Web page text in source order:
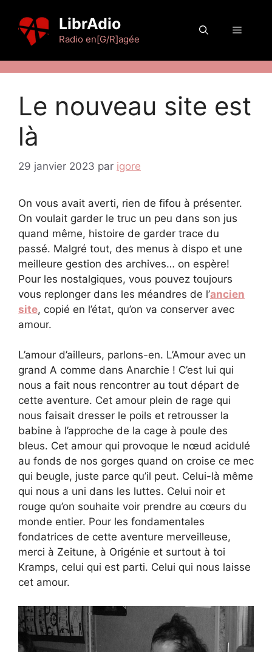
contenu
LibrAdio
Radio en[G/R]agée
Menu
Le nouveau site est
là
29 janvier 2023 par igore
On vous avait averti, rien de fifou à présenter.
On voulait garder le truc un peu dans son jus
quand même, histoire de garder trace du
passé. Malgré tout, des menus à dispo et une
meilleure gestion des archives… on espère!
Pour les nostalgiques, vous pouvez toujours
vous replonger dans les méandres de l’ancien
site, copié en l’état, qu’on va conserver avec
amour.
L’amour d’ailleurs, parlons-en. L’Amour avec un
grand A comme dans Anarchie ! C’est lui qui
nous a fait nous rencontrer au tout départ de
cette aventure. Cet amour plein de rage qui
nous faisait dresser le poils et retrousser la
babine à l’approche de la cage à poule des
bleus. Cet amour qui provoque le nœud acidulé
au fonds de nos gorges quand on croise ce mec
qui beugle, juste parce qu’il peut. Celui-là même
qui nous a uni dans les luttes. Celui noir et
rouge qu’on souhaite voir prendre au cœurs du
monde entier. Pour les fondamentales
fondatrices de cette aventure merveilleuse,
merci à Zeitune, à Origénie et surtout à toi
Kramps, celui qui est parti. Celui qui nous laisse
cet amour.